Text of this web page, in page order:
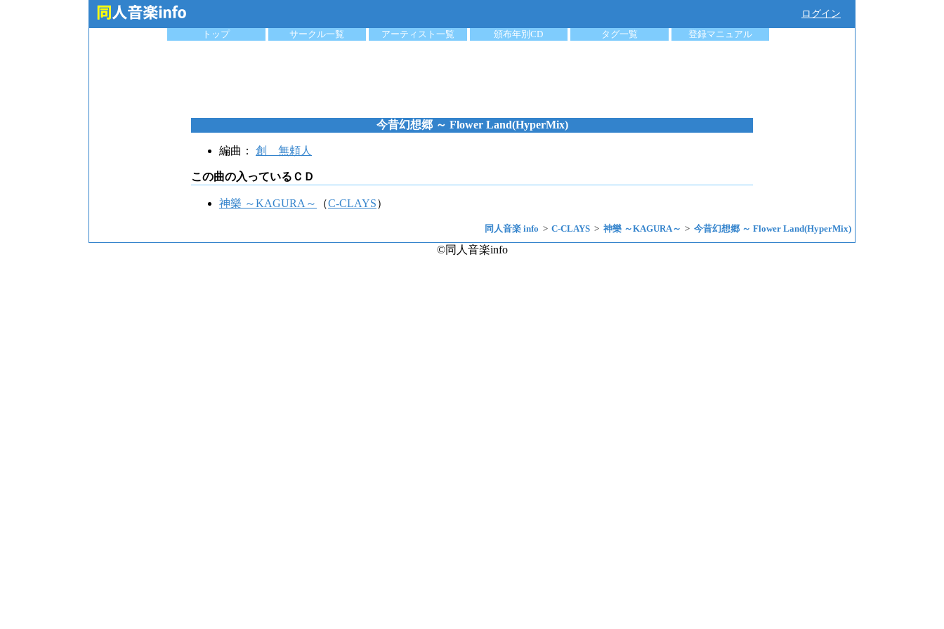
ログイン
トップ
サークル一覧 アーティスト一覧 頒布年別CD タグ一覧 登録マニュアル
今昔幻想郷 ～ Flower Land(HyperMix)
編曲： 創 無頼人
この曲の入っているＣＤ
神樂 ～KAGURA～ （C-CLAYS）
同人音楽 info C-CLAYS 神樂 ～KAGURA～ 今昔幻想郷 ～ Flower Land(HyperMix)
©同人音楽info